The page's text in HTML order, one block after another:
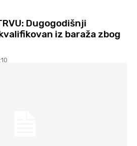
Dugogodišnji
iz baraža zbog